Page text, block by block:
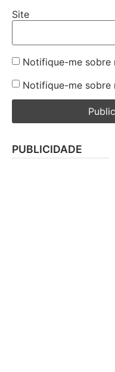
Site
Notifique-me sobre
Notifique-me sobre
PUBLICIDADE